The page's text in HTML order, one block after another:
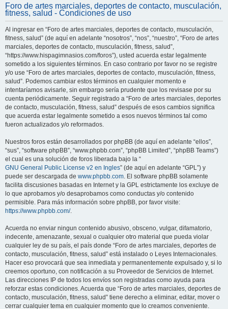
c
Foro de artes marciales, deportes de contacto, musculación,
fitness, salud - Condiciones de uso
Al ingresar en “Foro de artes marciales, deportes de contacto, musculación,
fitness, salud” (de aquí en adelante “nosotros”, “nos”, “nuestro”, “Foro de artes
marciales, deportes de contacto, musculación, fitness, salud”,
“https://www.hispagimnasios.com/foros”), usted acuerda estar legalmente
sometido a los siguientes términos. En caso contrario por favor no se registre
y/o use “Foro de artes marciales, deportes de contacto, musculación, fitness,
salud”. Podemos cambiar estos términos en cualquier momento e
intentaríamos avisarle, sin embargo sería prudente que los revisase por su
cuenta periódicamente. Seguir registrado a “Foro de artes marciales, deportes
de contacto, musculación, fitness, salud” después de esos cambios significa
que acuerda estar legalmente sometido a esos nuevos términos tal como
fueron actualizados y/o reformados.
Nuestros foros están desarrollados por phpBB (de aquí en adelante “ellos”,
“sus”, “software phpBB”, “www.phpbb.com”, “phpBB Limited”, “phpBB Teams”)
el cual es una solución de foros liberada bajo la “
GNU General Public License v2 en Ingles” (de aquí en adelante “GPL”) y
puede ser descargada de www.phpbb.com. El software phpBB solamente
facilita discusiones basadas en Internet y la GPL estrictamente los excluye de
lo que aprobamos y/o desaprobamos como conductas y/o contenido
permisible. Para más información sobre phpBB, por favor visite:
https://www.phpbb.com/.
Acuerda no enviar ningun contenido abusivo, obsceno, vulgar, difamatorio,
indecente, amenazante, sexual o cualquier otro material que pueda violar
cualquier ley de su país, el país donde “Foro de artes marciales, deportes de
contacto, musculación, fitness, salud” está instalado o Leyes Internacionales.
Hacer eso provocará que sea inmediata y permanentemente expulsado y, si lo
creemos oportuno, con notificación a su Proveedor de Servicios de Internet.
Las direcciones IP de todos los envíos son registradas como ayuda para
reforzar estas condiciones. Acuerda que “Foro de artes marciales, deportes de
contacto, musculación, fitness, salud” tiene derecho a eliminar, editar, mover o
cerrar cualquier tema en cualquier momento que lo creamos conveniente.